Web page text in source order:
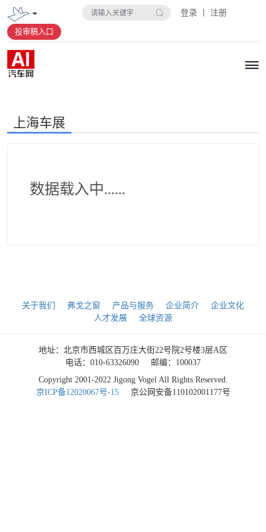
登录 丨 注册
投审稿入口
上海车展
数据载入中......
关于我们 弗戈之窗 产品与服务 企业简介
企业文化
人才发展
全球资源
地址：北京市西城区百万庄大街22号院2号楼3层A区
电话：010-63326090
邮编：100037
Copyright 2001-2022 Jigong Vogel All Rights Reserved.
京ICP备12020067号-15
京公网安备110102001177号